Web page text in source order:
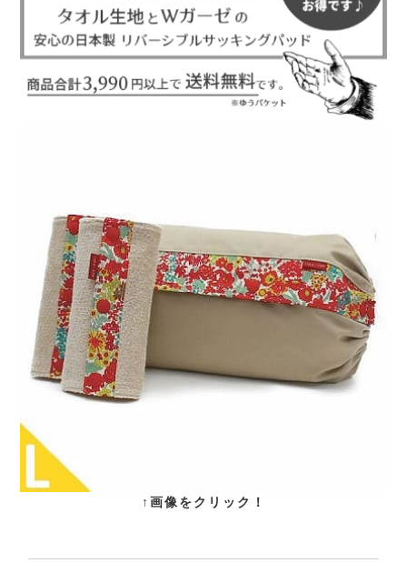
↑画像をクリック！